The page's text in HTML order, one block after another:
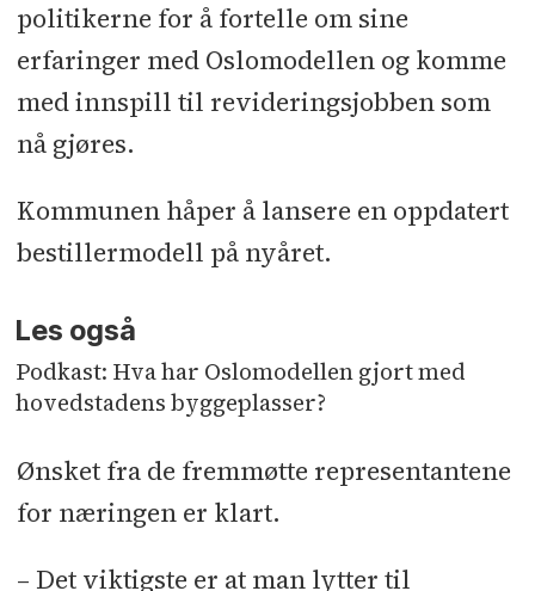
politikerne for å fortelle om sine
erfaringer med Oslomodellen og komme
med innspill til revideringsjobben som
nå gjøres.
Kommunen håper å lansere en oppdatert
bestillermodell på nyåret.
Les også
Podkast: Hva har Oslomodellen gjort med
hovedstadens byggeplasser?
Ønsket fra de fremmøtte representantene
for næringen er klart.
– Det viktigste er at man lytter til